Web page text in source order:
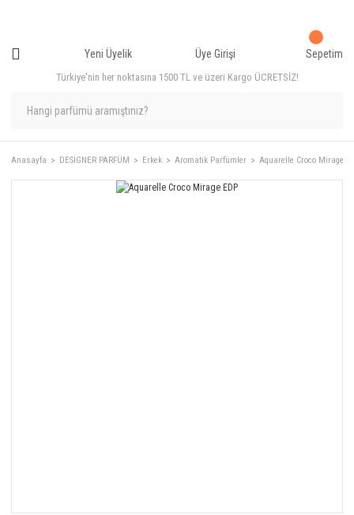
Türkiye'nin her noktasına 1500 TL ve üzeri Kargo ÜCRETSİZ!
Yeni Üyelik Üye Girişi Sepetim
Anasayfa DESIGNER PARFÜM Erkek Aromatik Parfümler Aquarelle Croco Mirage